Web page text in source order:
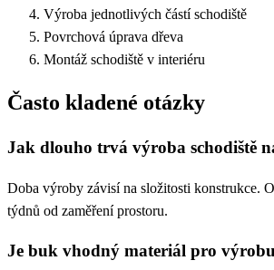
Výroba jednotlivých částí schodiště
Povrchová úprava dřeva
Montáž schodiště v interiéru
Často kladené otázky
Jak dlouho trvá výroba schodiště
Doba výroby závisí na složitosti konstrukce.
týdnů od zaměření prostoru.
Je buk vhodný materiál pro